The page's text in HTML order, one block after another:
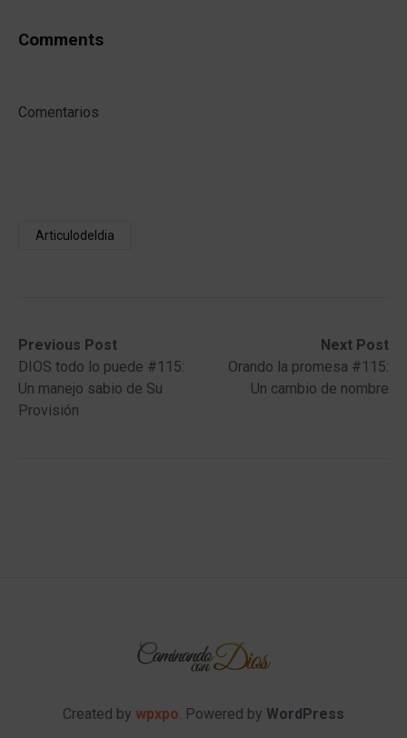
Comments
Comentarios
Articulodeldia
Post
navigation
Previous Post
Previous
post:DIOS todo lo puede #115:
Un manejo sabio de Su
Provisión
Next Post
Next
post:
Orando la promesa #115:
Un cambio de nombre
Created by wpxpo. Powered by WordPress